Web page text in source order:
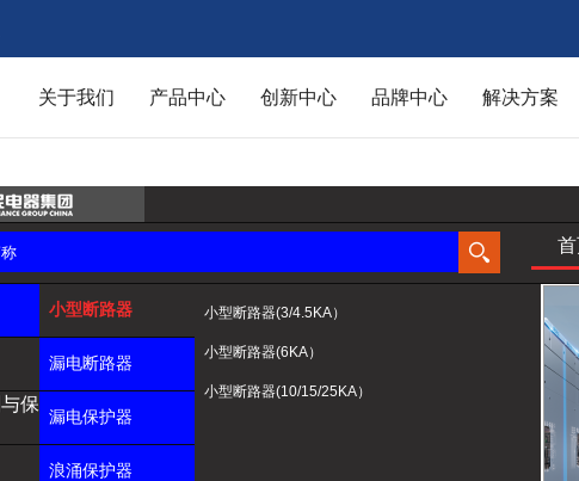
关于我们 产品中心 创新中心 品牌中心 解决方案